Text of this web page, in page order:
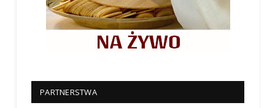
PARTNERSTWA